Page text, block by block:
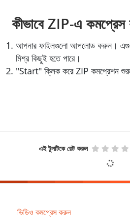
কীভাবে ZIP-এ কমপ্রেস
আপনার ফাইলগুলো আপলোড করুন। এগুলো
মিশ্র কিছুই হতে পারে।
"Start" ক্লিক করে ZIP কমপ্রেশন
এই টুলটিকে রেট করুন
ভিডিও কমপ্রেস করুন